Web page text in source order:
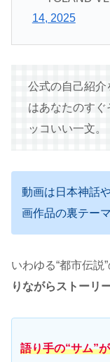
14, 2025
公式の自己紹介
はあなたのす
ッコいい一文。
動画は日本神話
画作品の裏テー
いわゆる“都市伝説
りながらストーリ
語り手の“サム”